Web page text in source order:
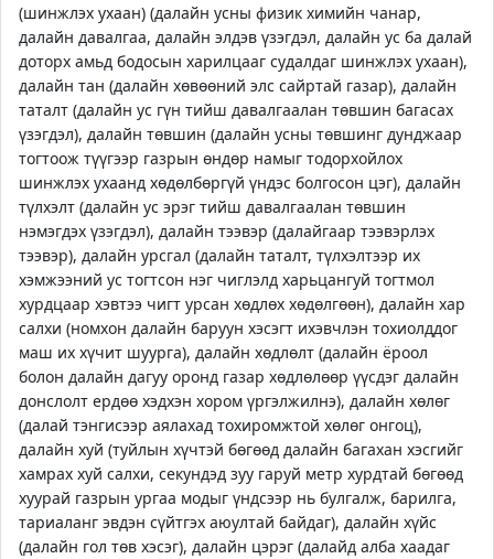
(шинжлэх ухаан) (далайн усны физик химийн чанар,
далайн давалгаа, далайн элдэв үзэгдэл, далайн ус ба далай
доторх амьд бодосын харилцааг судалдаг шинжлэх ухаан),
далайн тан (далайн хөвөөний элс сайртай газар), далайн
таталт (далайн ус гүн тийш давалгаалан төвшин багасах
үзэгдэл), далайн төвшин (далайн усны төвшинг дунджаар
тогтоож түүгээр газрын өндөр намыг тодорхойлох
шинжлэх ухаанд хөдөлбөргүй үндэс болгосон цэг), далайн
түлхэлт (далайн ус эрэг тийш давалгаалан төвшин
нэмэгдэх үзэгдэл), далайн тээвэр (далайгаар тээвэрлэх
тээвэр), далайн урсгал (далайн таталт, түлхэлтээр их
хэмжээний ус тогтсон нэг чиглэлд харьцангуй тогтмол
хурдцаар хэвтээ чигт урсан хөдлөх хөдөлгөөн), далайн хар
салхи (номхон далайн баруун хэсэгт ихэвчлэн тохиолддог
маш их хүчит шуурга), далайн хөдлөлт (далайн ёроол
болон далайн дагуу оронд газар хөдлөлөөр үүсдэг далайн
донслолт ердөө хэдхэн хором үргэлжилнэ), далайн хөлөг
(далай тэнгисээр аялахад тохиромжтой хөлөг онгоц),
далайн хуй (туйлын хүчтэй бөгөөд далайн багахан хэсгийг
хамрах хуй салхи, секундэд зуу гаруй метр хурдтай бөгөөд
хуурай газрын ургаа модыг үндсээр нь булгалж, барилга,
тариаланг эвдэн сүйтгэх аюултай байдаг), далайн хүйс
(далайн гол төв хэсэг), далайн цэрэг (далайд алба хаадаг